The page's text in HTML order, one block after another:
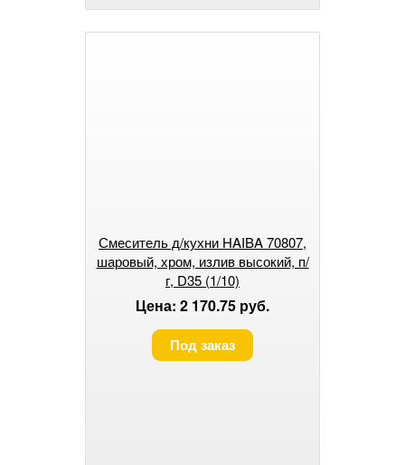
Смеситель д/кухни HAIBA 70807,
шаровый, хром, излив высокий, п/
г, D35 (1/10)
Цена: 2 170.75 руб.
Под заказ